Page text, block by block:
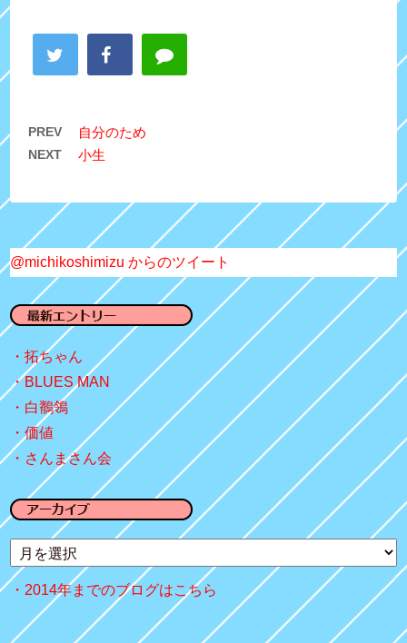
PREV 自分のため
NEXT 小生
@michikoshimizu からのツイート
拓ちゃん
BLUES MAN
白鶺鴒
価値
さんまさん会
2014年までのブログはこちら